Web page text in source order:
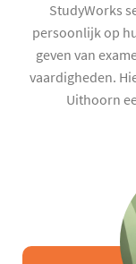
StudyWorks
persoonlijk op
geven van
vaardigheden.
Uithoorn